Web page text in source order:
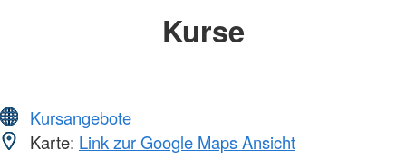
Kurse
Kursangebote
Karte: Link zur Google Maps Ansicht